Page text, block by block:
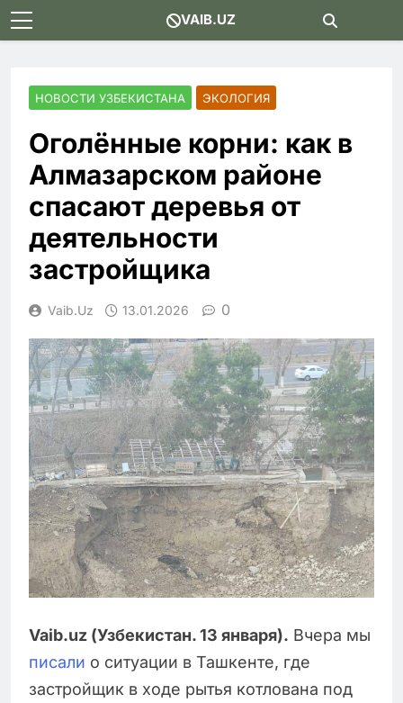
Skip
to
VAIB.UZ
НОВОСТИ УЗБЕКИСТАНА ЭКОЛОГИЯ
Оголённые корни: как в
Алмазарском районе
спасают деревья от
деятельности
застройщика
Vaib.uz 13.01.2026 0
Vaib.uz (Узбекистан. 13 января). Вчера мы
писали о ситуации в Ташкенте, где
застройщик в ходе рытья котлована под